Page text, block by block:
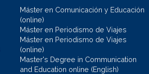
Máster en Comunicación y Educación
(online)
Máster en Periodismo de Viajes
Máster en Periodismo de Viajes
(online)
Master's Degree in Communication
and Education online (English)